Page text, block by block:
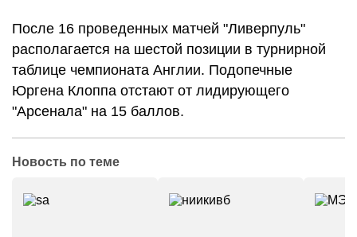
После 16 проведенных матчей "Ливерпуль"
располагается на шестой позиции в турнирной
таблице чемпионата Англии. Подопечные
Юргена Клоппа отстают от лидирующего
"Арсенала" на 15 баллов.
Новость по теме